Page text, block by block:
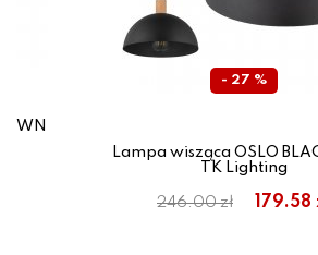
- 27 %
Lampa wisząca OSLO
TK Lighting
246.00 zł 179.58